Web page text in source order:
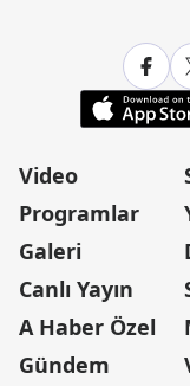
Video
Programlar
Galeri
Canlı Yayın
A Haber Özel
Gündem